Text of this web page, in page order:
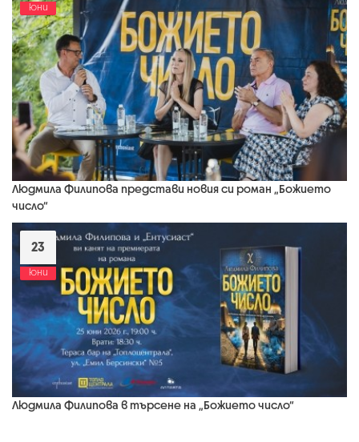
юни
Людмила Филипова представи новия си роман „Божието
число“
23
юни
Людмила Филипова в търсене на „Божието число“